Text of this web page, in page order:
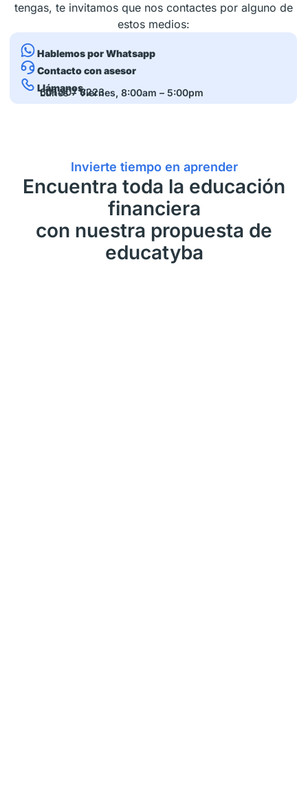
tengas, te invitamos que nos contactes por alguno de
estos medios:
Hablemos por Whatsapp
Contacto con asesor
Llámanos
601 307 8223
Lunes – Viernes, 8:00am – 5:00pm
Invierte tiempo en aprender
Encuentra toda la educación
financiera
con nuestra propuesta de
educatyba